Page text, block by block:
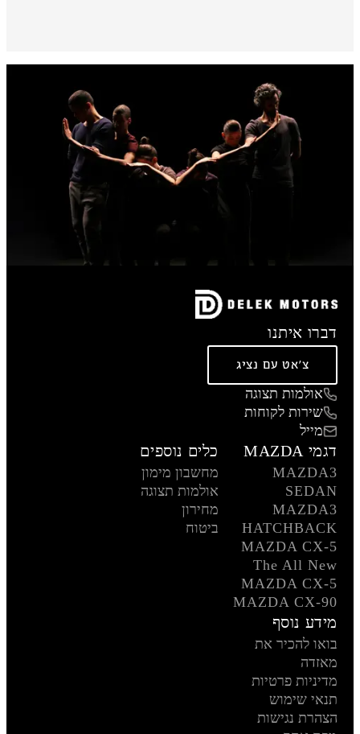
דברו איתנו
צ'אט עם נציג
אולמות תצוגה
שירות לקוחות
מייל
דגמי MAZDA
MAZDA3
SEDAN
MAZDA3
HATCHBACK
MAZDA CX-5
The All New
MAZDA CX-5
MAZDA CX-90
כלים נוספים
מחשבון מימון
אולמות תצוגה
מחירון
ביטוח
מידע נוסף
בואו להכיר את
מאזדה
מדיניות פרטיות
תנאי שימוש
הצהרת נגישות